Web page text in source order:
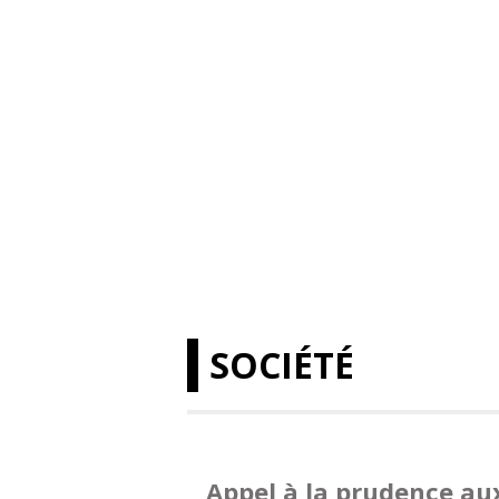
SOCIÉTÉ
Appel à la prudence